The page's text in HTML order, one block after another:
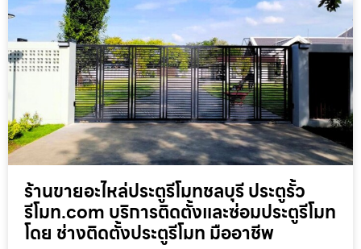
ร้านขายอะไหล่ประตูรีโมทชลบุรี ประตูรั้ว
รีโมท.com บริการติดตั้งและซ่อมประตูรีโมท
โดย ช่างติดตั้งประตูรีโมท มืออาชีพ